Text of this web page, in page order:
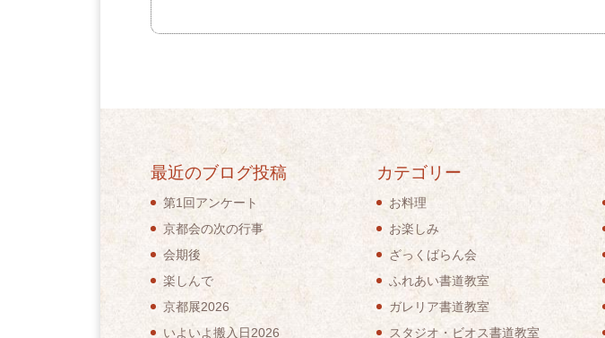
最近のブログ投稿
第1回アンケート
京都会の次の行事
会期後
楽しんで
京都展2026
いよいよ搬入日2026
カテゴリー
お料理
お楽しみ
ざっくばらん会
ふれあい書道教室
ガレリア書道教室
スタジオ・ビオス書道教室